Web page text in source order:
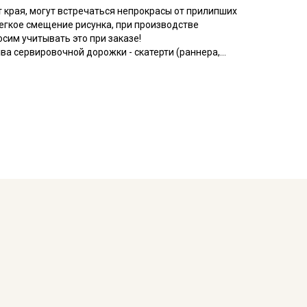
могут встречаться непрокрасы от прилипших
смещение рисунка, при производстве
учитывать это при заказе!
сервировочной дорожки - скатерти (раннера,
плотной кромки, в тон основного рисунка (см.